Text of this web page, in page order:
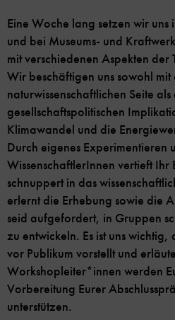
Eine Woche lang setzen wir uns
und bei Museums- und
mit verschiedenen Aspekten der
Wir beschäftigen uns sowohl mit
naturwissenschaftlichen Seite
gesellschaftspolitischen
Klimawandel und die
Durch eigenes Experimentieren
WissenschaftlerInnen vertieft Ihr
schnuppert in das
erlernt die Erhebung sowie die
seid aufgefordert, in Gruppen
zu entwickeln. Es ist uns wichtig,
vor Publikum vorstellt und
Workshopleiter*innen werden
Vorbereitung Eurer
unterstützen.